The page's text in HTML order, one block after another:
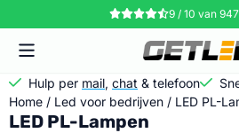
Cookievoorkeuren zijn momenteel
9 / 10 van947
Hulp per mail, chat & telefoon
Home / Led voor bedrijven / LED PL-
LED PL-Lampen